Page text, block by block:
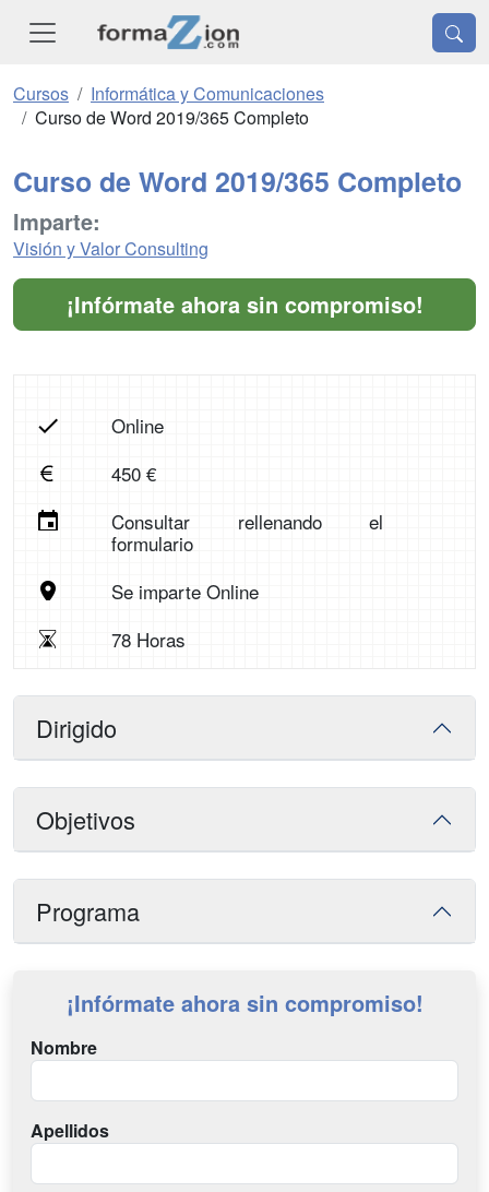
Cursos
Informática y Comunicaciones
Curso de Word 2019/365 Completo
Curso de Word 2019/365 Completo
Imparte:
Visión y Valor Consulting
¡Infórmate ahora sin compromiso!
Online
450 €
Consultar rellenando el
formulario
Se imparte Online
78 Horas
Dirigido
Objetivos
Programa
¡Infórmate ahora sin compromiso!
Nombre
Apellidos